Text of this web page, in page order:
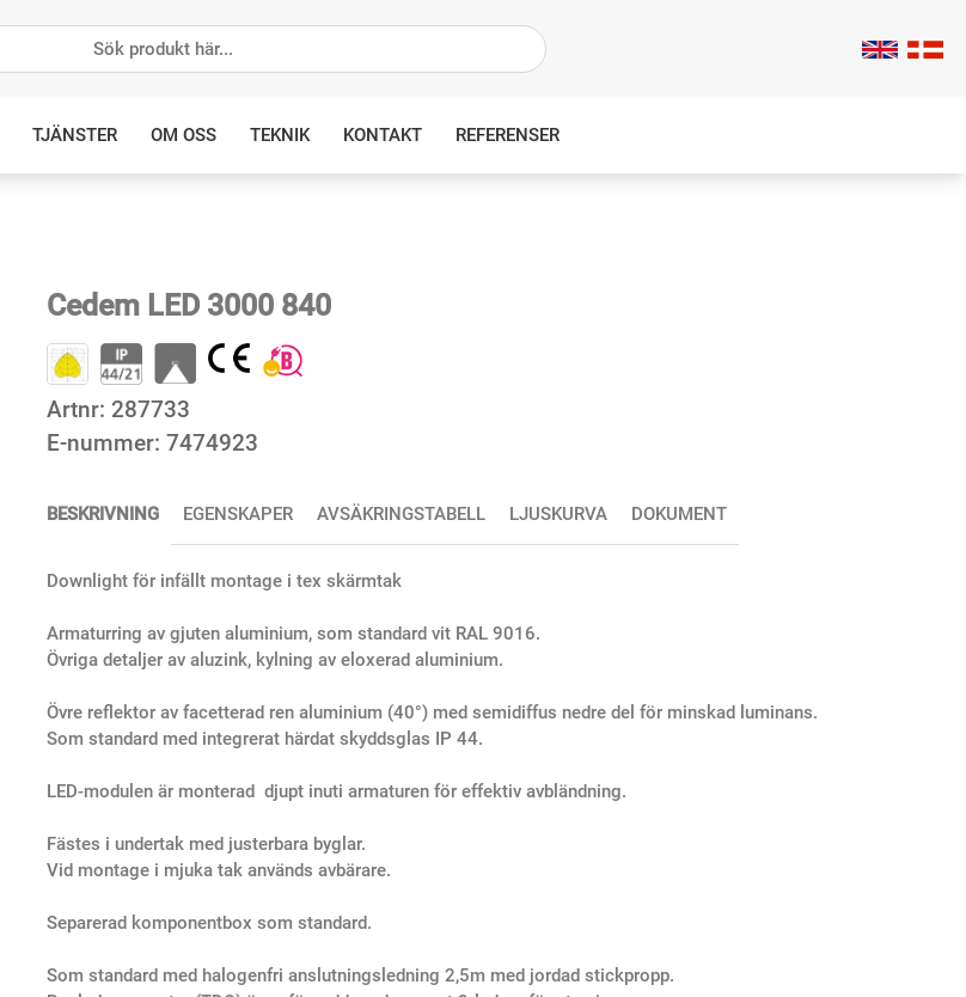
TJÄNSTER OM OSS TEKNIK KONTAKT REFERENSER
Cedem LED 3000 840
Artnr: 287733
E-nummer: 7474923
BESKRIVNING
Downlight för infällt montage i tex skärmtak
Armaturring av gjuten aluminium, som standard vit RAL 9016.
Övriga detaljer av aluzink, kylning av eloxerad aluminium.
Övre reflektor av facetterad ren aluminium (40°) med semidiffus nedre del för minskad luminans.
Som standard med integrerat härdat skyddsglas IP 44.
LED-modulen är monterad djupt inuti armaturen för effektiv avbländning.
Fästes i undertak med justerbara byglar.
Vid montage i mjuka tak används avbärare.
Separerad komponentbox som standard.
Som standard med halogenfri anslutningsledning 2,5m med jordad stickpropp.
EGENSKAPER AVSÄKRINGSTABELL LJUSKURVA DOKUMENT